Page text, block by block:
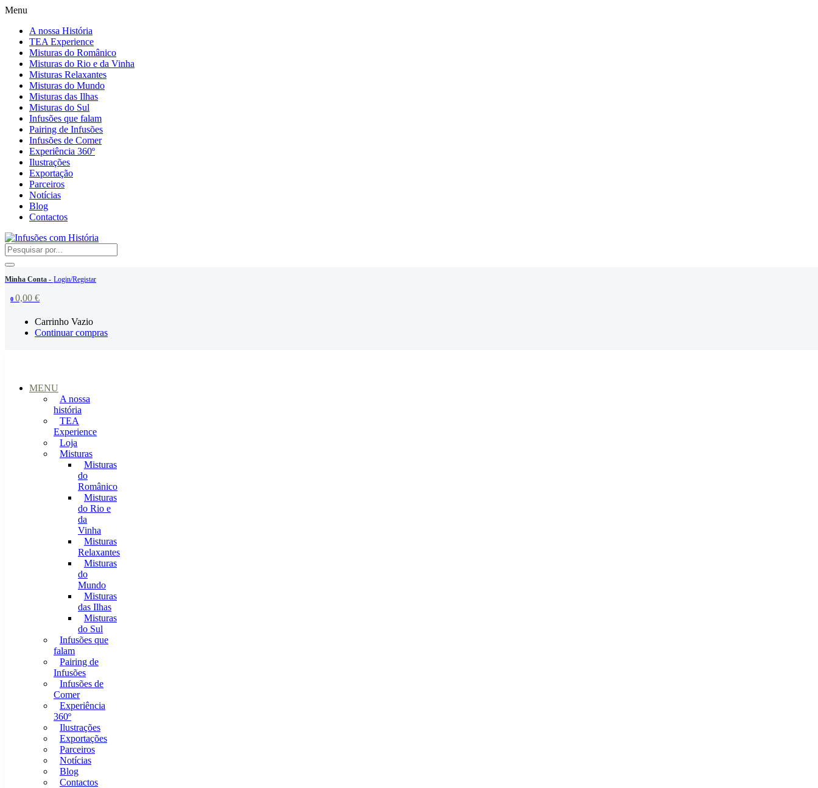
Menu
A nossa História
TEA Experience
Misturas do Românico
Misturas do Rio e da Vinha
Misturas Relaxantes
Misturas do Mundo
Misturas das Ilhas
Misturas do Sul
Infusões que falam
Pairing de Infusões
Infusões de Comer
Experiência 360º
Ilustrações
Exportação
Parceiros
Notícias
Blog
Contactos
Minha Conta - Login/Registar
0 0,00 €
Carrinho Vazio
Continuar compras
MENU
A nossa
história
TEA
Experience
Loja
Misturas
Misturas
do
Românico
Misturas
do Rio e
da
Vinha
Misturas
Relaxantes
Misturas
do
Mundo
Misturas
das Ilhas
Misturas
do Sul
Infusões que
falam
Pairing de
Infusões
Infusões de
Comer
Experiência
360º
Ilustrações
Exportações
Parceiros
Notícias
Blog
Contactos